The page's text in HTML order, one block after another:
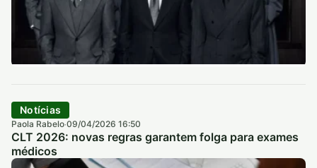
Notícias
Paola Rabelo·09/04/2026 16:50
CLT 2026: novas regras garantem folga para exames
médicos